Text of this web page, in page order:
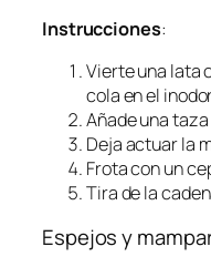
Instrucciones:
Vierte una lata
cola en el
Añade una
Deja actuar la
Frota con un
Tira de la
Espejos y